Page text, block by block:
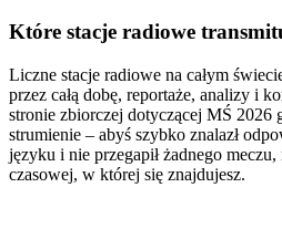
Które stacje radiowe
Liczne stacje radiowe na całym
przez całą dobę, reportaże, analizy i
stronie zbiorczej dotyczącej MŚ 2026
strumienie – abyś szybko znalazł
języku i nie przegapił żadnego
czasowej, w której się znajdujesz.